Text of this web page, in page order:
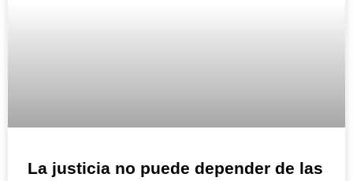
La justicia no puede depender de las